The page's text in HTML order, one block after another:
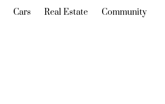
(current)
Cars (current)
Real Estate (current)
Community